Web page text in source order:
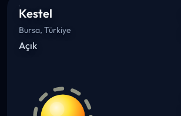
Kestel
Bursa, Türkiye
Açık